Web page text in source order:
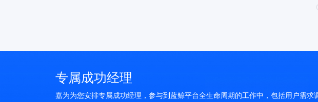
专属成功经理
嘉为为您安排专属成功经理，参与到蓝鲸平台全生命周期的工作中，包括用户需